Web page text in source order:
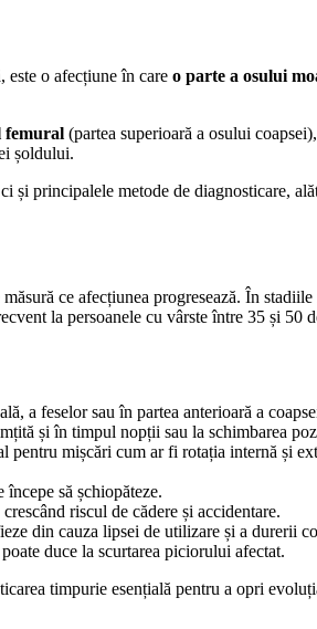
este o afecțiune în care o parte a osului
femural (partea superioară a osului
șoldului.
și principalele metode de diagnosticare,
ce afecțiunea progresează. În
la persoanele cu vârste între 35 și
a feselor sau în partea anterioară a
și în timpul nopții sau la schimbarea
mișcări cum ar fi rotația internă și
să șchiopăteze.
riscul de cădere și accidentare.
din cauza lipsei de utilizare și a durerii
duce la scurtarea piciorului afectat.
timpurie esențială pentru a opri